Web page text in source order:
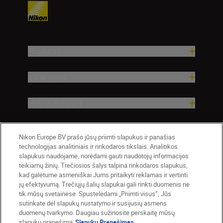
Nikon Europe BV prašo jūsų priimti slapukus ir panašias
technologijas analitiniais ir rinkodaros tikslais. Analitikos
slapukus naudojame, norėdami gauti naudotojų informacijos
teikiamų žinių. Trečiosios šalys talpina rinkodaros slapukus,
kad galėtume asmeniškai Jums pritaikyti reklamas ir vertinti
jų efektyvumą. Trečiųjų šalių slapukai gali rinkti duomenis ne
tik mūsų svetainėse. Spustelėdami „Priimti visus“, Jūs
sutinkate dėl slapukų nustatymo ir susijusių asmens
duomenų tvarkymo. Daugiau sužinosite perskaitę mūsų